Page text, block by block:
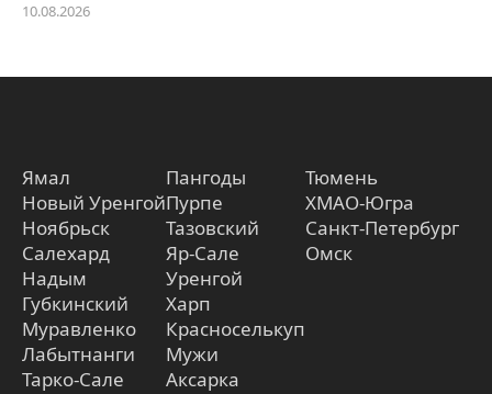
10.08.2026
Ямал
Новый Уренгой
Ноябрьск
Салехард
Надым
Губкинский
Муравленко
Лабытнанги
Тарко-Сале
Пангоды
Пурпе
Тазовский
Яр-Сале
Уренгой
Харп
Красноселькуп
Мужи
Аксарка
Тюмень
ХМАО-Югра
Санкт-Петербург
Омск